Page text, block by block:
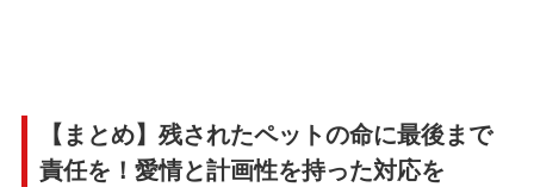
【まとめ】残されたペットの命に最後まで
責任を！愛情と計画性を持った対応を